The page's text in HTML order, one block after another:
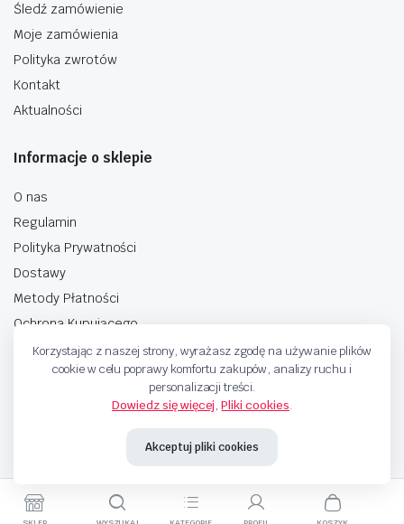
Śledź zamówienie
Moje zamówienia
Polityka zwrotów
Kontakt
Aktualności
Informacje o sklepie
O nas
Regulamin
Polityka Prywatności
Dostawy
Metody Płatności
Ochrona Kupującego
Metody Płatnosci
Korzystając z naszej strony, wyrażasz zgodę na używanie plików
cookie w celu poprawy komfortu zakupów, analizy ruchu i
personalizacji treści.
Dowiedz się więcej,Pliki cookies.
Akceptuj pliki cookies